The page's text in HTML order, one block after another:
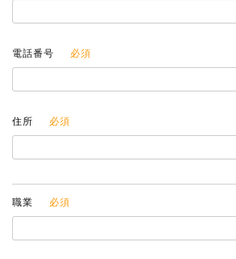
電話番号
住所
職業